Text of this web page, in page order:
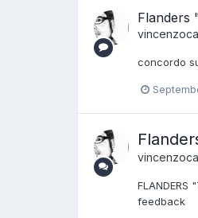
Flanders
concordo
feedback